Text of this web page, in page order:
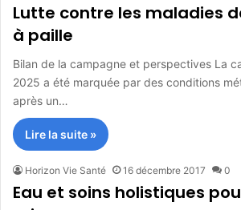
Lutte contre les maladies
à paille
Bilan de la campagne et perspectives La
2025 a été marquée par des conditions
après un…
Lire la suite »
Horizon Vie Santé 16 décembre 2017 0
Eau et soins holistiques